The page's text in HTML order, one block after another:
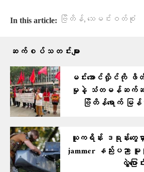
In this article: ဗြိတိန်, သေမင်းဝတ်စုံ
ဆက်စပ်သတင်းများ
မင်းအောင်လှိုင်ကို ဖိတ်ခ
မှုနဲ့ သံတမန်ဆက်ဆံရ
ဗြိတိန်ရောက် မြ
ယူကရိန်း ဒရုန်းတွ
jammer နည်းပည
လွှဲပြော